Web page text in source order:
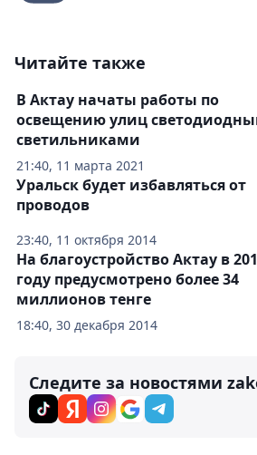
Читайте также
21:40, 11 марта 2021
В Актау начаты работы по
освещению улиц
светильниками
23:40, 11 октября 2014
Уральск будет избавляться от
проводов
18:40, 30 декабря 2014
На благоустройство Актау в
году предусмотрено более 34
миллионов тенге
Следите за новостями